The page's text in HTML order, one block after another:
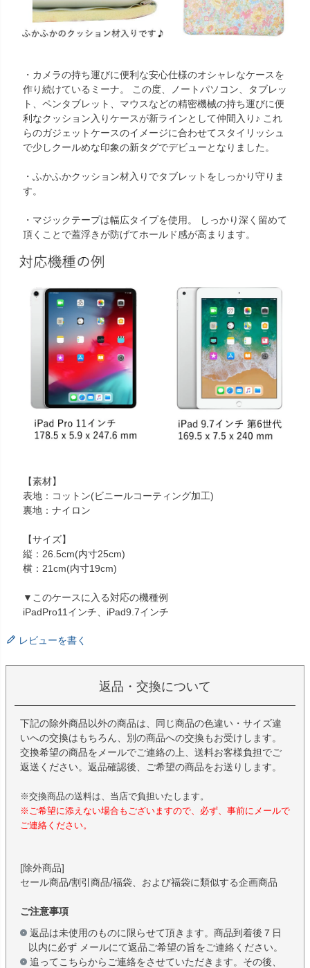
・カメラの持ち運びに便利な安心仕様のオシャレなケースを
作り続けているミーナ。 この度、ノートパソコン、タブレッ
ト、ペンタブレット、マウスなどの精密機械の持ち運びに便
利なクッション入りケースが新ラインとして仲間入り♪ これ
らのガジェットケースのイメージに合わせてスタイリッシュ
で少しクールめな印象の新タグでデビューとなりました。
・ふかふかクッション材入りでタブレットをしっかり守りま
す。
・マジックテープは幅広タイプを使用。 しっかり深く留めて
頂くことで蓋浮きが防げてホールド感が高まります。
【素材】
表地：コットン(ビニールコーティング加工)
裏地：ナイロン
【サイズ】
縦：26.5cm(内寸25cm)
横：21cm(内寸19cm)
▼このケースに入る対応の機種例
iPadPro11インチ、iPad9.7インチ
レビューを書く
返品・交換について
下記の除外商品以外の商品は、同じ商品の色違い・サイズ違
いへの交換はもちろん、別の商品への交換もお受けします。
交換希望の商品をメールでご連絡の上、送料お客様負担でご
返送ください。返品確認後、ご希望の商品をお送りします。
※交換商品の送料は、当店で負担いたします。
※ご希望に添えない場合もございますので、必ず、事前にメールで
ご連絡ください。
[除外商品]
セール商品/割引商品/福袋、および福袋に類似する企画商品
ご注意事項
返品は未使用のものに限らせて頂きます。商品到着後７日
以内に必ず メールにて返品ご希望の旨をご連絡ください。
追ってこちらからご連絡をさせていただきます。その後、